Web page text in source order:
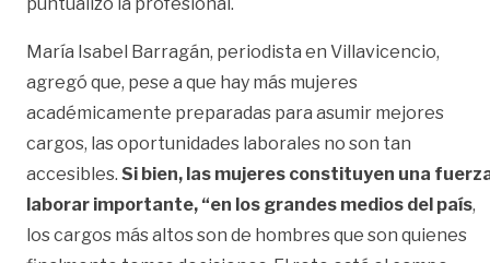
María Isabel Barragán, periodista en Villavicencio,
agregó que, pese a que hay más mujeres
académicamente preparadas para asumir mejores
cargos, las oportunidades laborales no son tan
accesibles. Si bien, las mujeres constituyen una
laborar importante, “en los grandes medios del país,
los cargos más altos son de hombres que son quienes